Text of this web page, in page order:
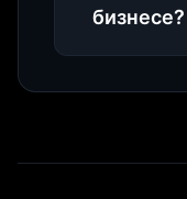
бизнесе?